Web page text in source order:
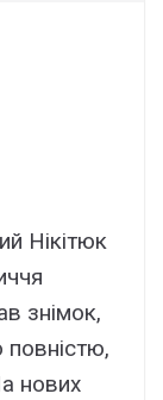
Нікітюк
знімок,
нових